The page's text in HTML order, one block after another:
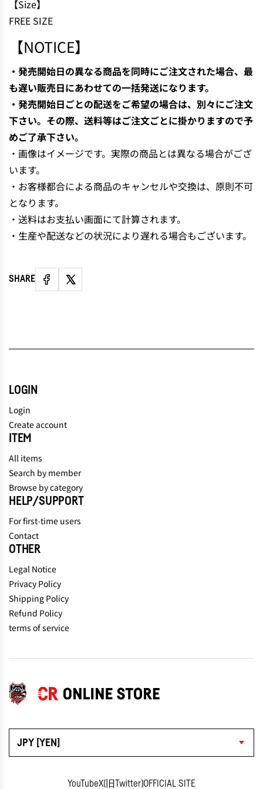
【Size】
FREE SIZE
【NOTICE】
・発売開始日の異なる商品を同時にご注文された場合、最
も遅い販売日にあわせての一括発送になります。
・発売開始日ごとの配送をご希望の場合は、別々にご注文
下さい。その際、送料等はご注文ごとに掛かりますので予
めご了承下さい。
・画像はイメージです。実際の商品とは異なる場合がござ
います。
・お客様都合による商品のキャンセルや交換は、原則不可
となります。
・送料はお支払い画面にて計算されます。
・生産や配送などの状況により遅れる場合もございます。
SHARE
JPY [YEN]
YouTubeX(旧Twitter)OFFICIAL SITE
LOGIN
Login
Create account
ITEM
All items
Search by member
Browse by category
HELP/SUPPORT
For first-time users
Contact
OTHER
Legal Notice
Privacy Policy
Shipping Policy
Refund Policy
terms of service